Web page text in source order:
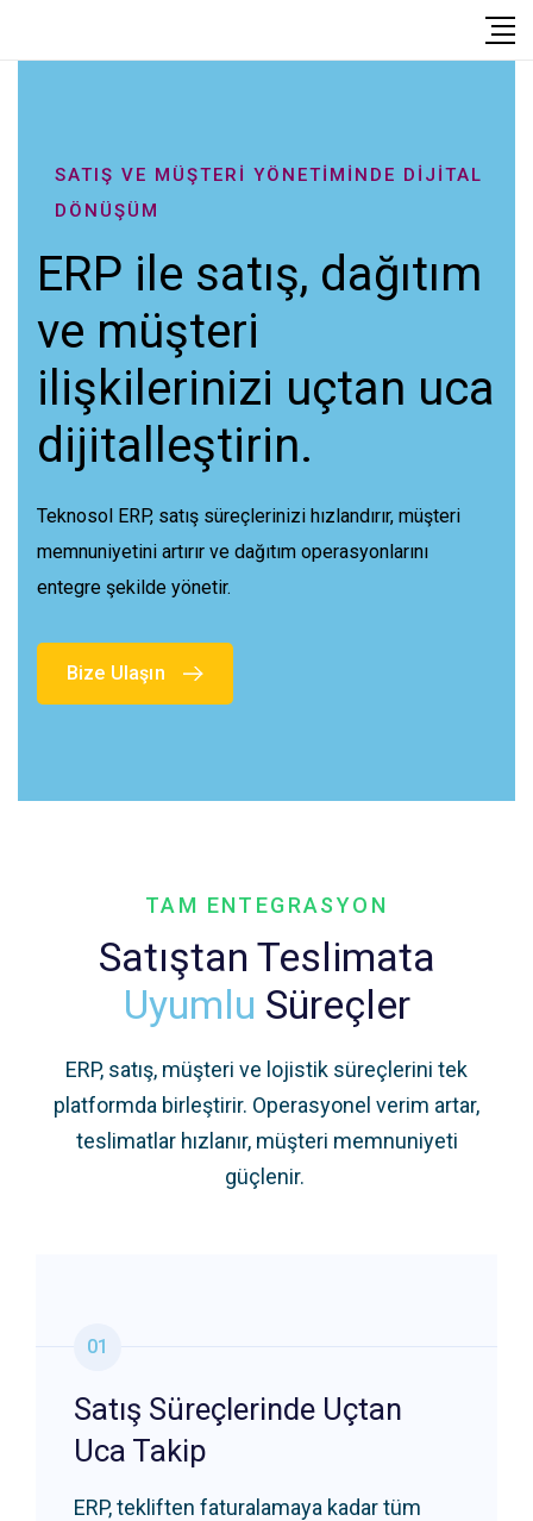
SATIŞ VE MÜŞTERİ YÖNETİMİNDE DİJİTAL
DÖNÜŞÜM
ERP ile satış, dağıtım
ve müşteri
ilişkilerinizi uçtan uca
dijitalleştirin.
Teknosol ERP, satış süreçlerinizi hızlandırır, müşteri
memnuniyetini artırır ve dağıtım operasyonlarını
entegre şekilde yönetir.
Bize Ulaşın
TAM ENTEGRASYON
Satıştan Teslimata
Uyumlu Süreçler
ERP, satış, müşteri ve lojistik süreçlerini tek
platformda birleştirir. Operasyonel verim artar,
teslimatlar hızlanır, müşteri memnuniyeti
güçlenir.
01
Satış Süreçlerinde Uçtan
Uca Takip
ERP, tekliften faturalamaya kadar tüm